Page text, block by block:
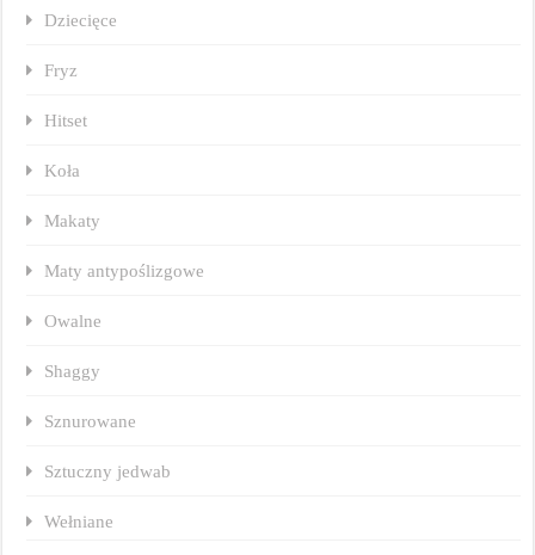
Dziecięce
Fryz
Hitset
Koła
Makaty
Maty antypoślizgowe
Owalne
Shaggy
Sznurowane
Sztuczny jedwab
Wełniane